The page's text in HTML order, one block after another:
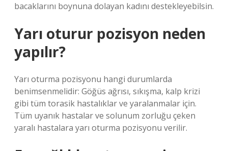
bacaklarını boynuna dolayan kadını destekleyebilsin.
Yarı oturur pozisyon neden
yapılır?
Yarı oturma pozisyonu hangi durumlarda
benimsenmelidir: Göğüs ağrısı, sıkışma, kalp krizi
gibi tüm torasik hastalıklar ve yaralanmalar için.
Tüm uyanık hastalar ve solunum zorluğu çeken
yaralı hastalara yarı oturma pozisyonu verilir.